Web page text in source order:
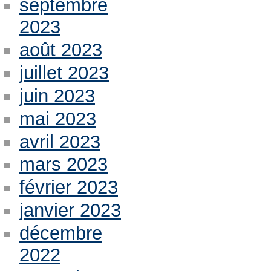
septembre
2023
août 2023
juillet 2023
juin 2023
mai 2023
avril 2023
mars 2023
février 2023
janvier 2023
décembre
2022